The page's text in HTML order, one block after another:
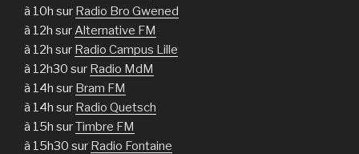
à 10h sur Radio Bro Gwened
à 12h sur Alternative FM
à 12h sur Radio Campus Lille
à 12h30 sur Radio MdM
à 14h sur Bram FM
à 14h sur Radio Quetsch
à 15h surTimbre FM
à 15h30 sur Radio Fontaine